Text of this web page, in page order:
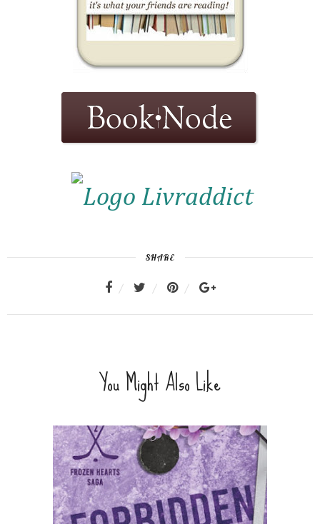
SHARE
You Might Also Like